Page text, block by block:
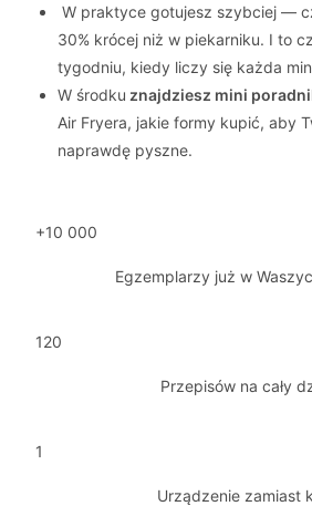
W praktyce gotujesz szybciej —
30% krócej niż w piekarniku. I to
tygodniu, kiedy liczy się każda
W środku znajdziesz mini
Air Fryera, jakie formy kupić, aby
naprawdę pyszne.
+10 000
Egzemplarzy już w
120
Przepisów na cały
1
Urządzenie zamiast